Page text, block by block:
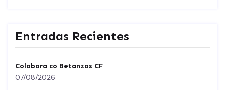
Entradas Recientes
Colabora co Betanzos CF
07/08/2026